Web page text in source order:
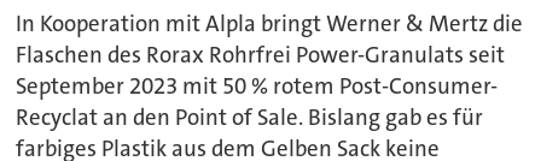
In Kooperation mit Alpla bringt Werner & Mertz die
Flaschen des Rorax Rohrfrei Power-Granulats seit
September 2023 mit 50 % rotem Post-Consumer-
Recyclat an den Point of Sale. Bislang gab es für
farbiges Plastik aus dem Gelben Sack keine